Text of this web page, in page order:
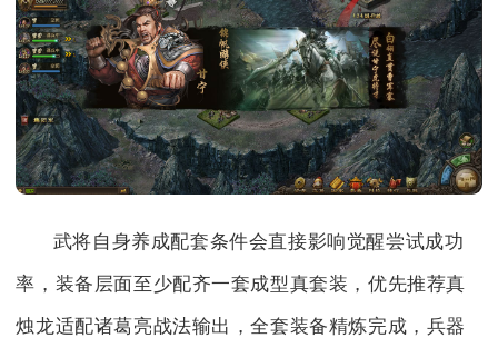
武将自身养成配套条件会直接影响觉醒尝试成功
率，装备层面至少配齐一套成型真套装，优先推荐真
烛龙适配诸葛亮战法输出，全套装备精炼完成，兵器